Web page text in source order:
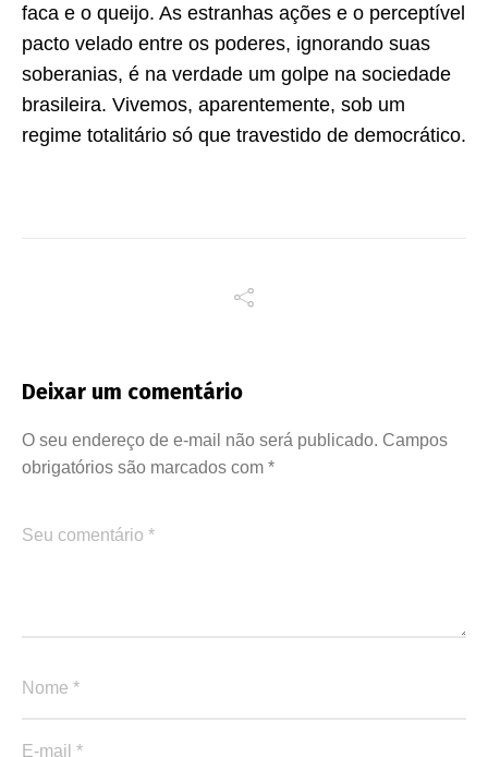
faca e o queijo. As estranhas ações e o perceptível
pacto velado entre os poderes, ignorando suas
soberanias, é na verdade um golpe na sociedade
brasileira. Vivemos, aparentemente, sob um
regime totalitário só que travestido de democrático.
Deixar um comentário
O seu endereço de e-mail não será publicado. Campos
obrigatórios são marcados com *